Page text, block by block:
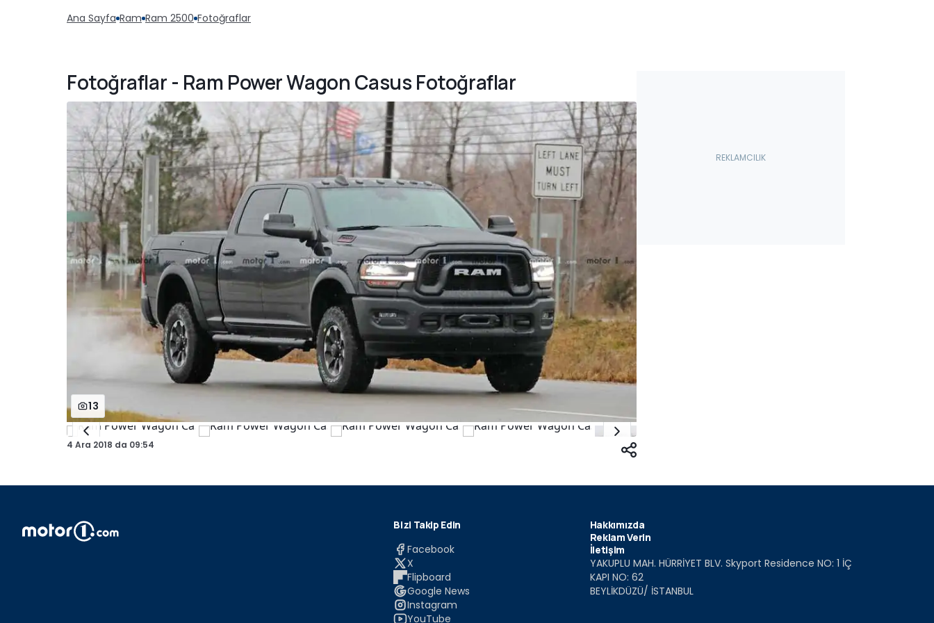
Ana Sayfa Ram Ram 2500 Fotoğraflar
Fotoğraflar - Ram Power Wagon Casus Fotoğraflar
13
4 Ara 2018 da 09:54
Bizi Takip Edin
Facebook
X
Flipboard
Google News
Instagram
YouTube
Hakkımızda
Reklam Verin
İletişim
YAKUPLU MAH. HÜRRİYET BLV. Skyport Residence NO: 1 İÇ
KAPI NO: 62
BEYLİKDÜZÜ/ İSTANBUL